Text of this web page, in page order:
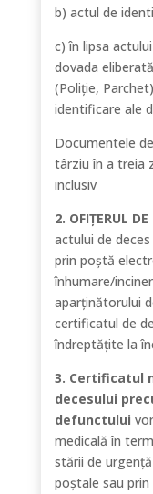
b) actul de
c) în lipsa
dovada
(Poliție,
identificare ale
Documentele
târziu în a treia
inclusiv
2. OFIȚERUL
actului de
prin poștă
înhumare/
aparținătorului
certificatul de
îndreptățite la
3. Certificatul
decesului
defunctului
medicală în
stării de
poștale sau